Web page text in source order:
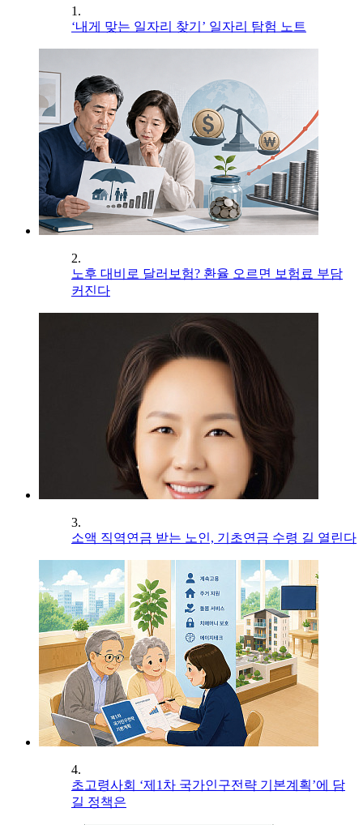
1.
‘내게 맞는 일자리 찾기’ 일자리 탐험 노트
2.
노후 대비로 달러보험? 환율 오르면 보험료 부담
커진다
3.
소액 직역연금 받는 노인, 기초연금 수령 길 열린다
4.
초고령사회 ‘제1차 국가인구전략 기본계획’에 담
길 정책은